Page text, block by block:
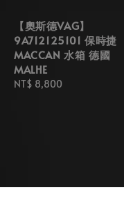
【奧斯德VAG】
9A712125101 保時捷
MACCAN 水箱 德國
MALHE
Regular
NT$ 8,800